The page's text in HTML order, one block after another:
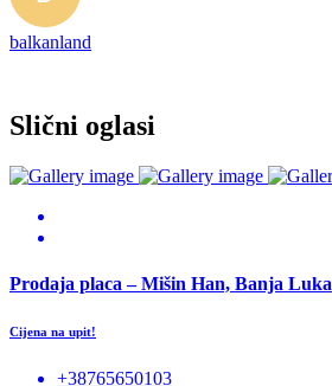
balkanland
Slični oglasi
Prodaja placa – Mišin Han, Banja Luka
Cijena na upit!
+38765650103